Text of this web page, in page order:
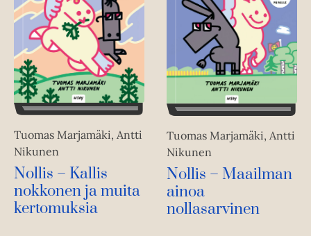
Tuomas Marjamäki, Antti
Nikunen
Nollis – Kallis
nokkonen ja muita
kertomuksia
Tuomas Marjamäki, Antti
Nikunen
Nollis – Maailman
ainoa
nollasarvinen